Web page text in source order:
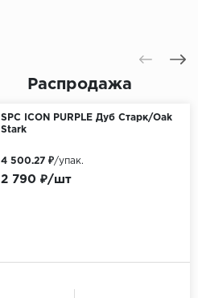
Распродажа
SPC ICON PURPLE Дуб Старк/Oak
Stark
2 790 ₽/шт
4 500.27 ₽/упак.